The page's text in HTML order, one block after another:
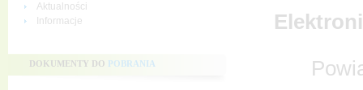
Aktualności
Informacje
DOKUMENTY DO POBRANIA